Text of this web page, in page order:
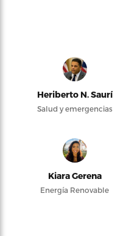
Heriberto N. Saurí
Salud y emergencias
Kiara Gerena
Energía Renovable